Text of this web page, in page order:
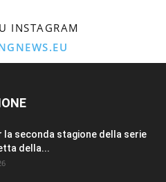
INSTAGRAM
la seconda stagione della serie
della...